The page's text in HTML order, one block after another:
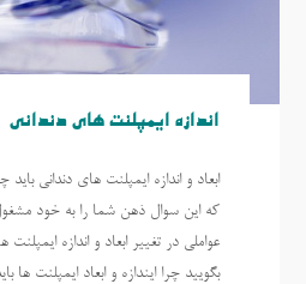
اندازه ایمپلنت های دندانی
ابعاد و اندازه ایمپلنت های دندانی
که این سوال ذهن شما را به خود
عواملی در تغییر ابعاد و اندازه
بگویید چرا ایندازه و ابعاد ایمپلنت